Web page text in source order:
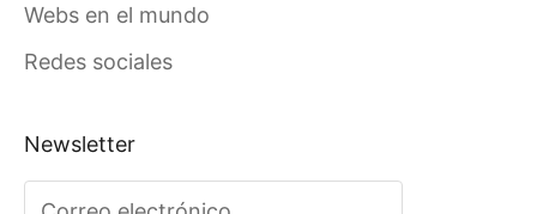
Webs en el mundo
Redes sociales
Newsletter